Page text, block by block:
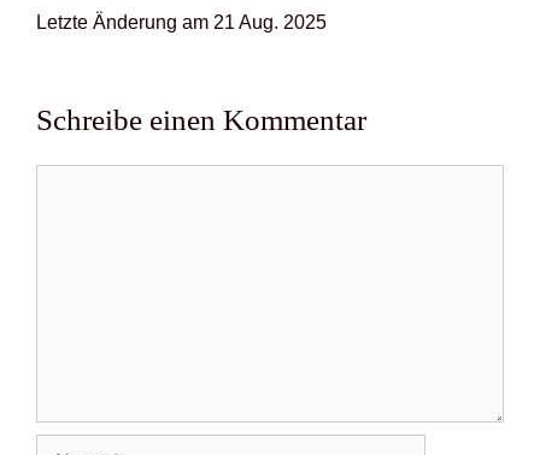
Letz­te Ände­rung am 21 Aug. 2025
Schreibe einen Kommentar